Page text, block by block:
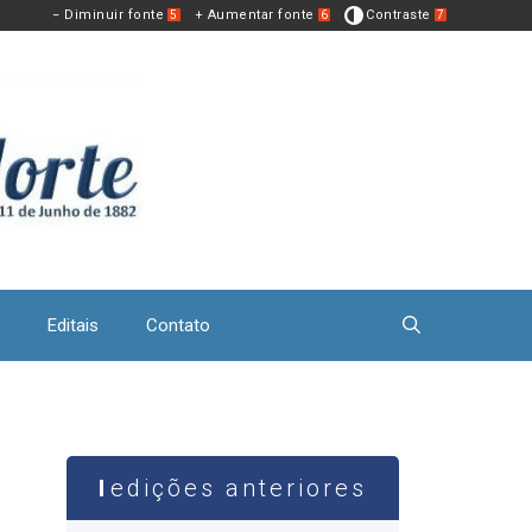
− Diminuir fonte 5 + Aumentar fonte 6 Contraste 7
Editais Contato
edições anteriores